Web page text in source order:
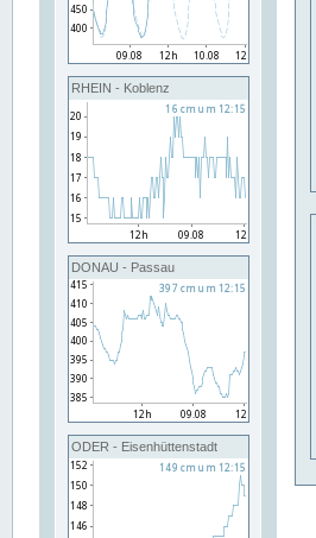
RHEIN - Koblenz
DONAU - Passau
ODER - Eisenhüttenstadt